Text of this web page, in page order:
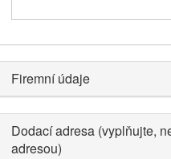
Firemní údaje
Dodací adresa (vyplňujte,
adresou)